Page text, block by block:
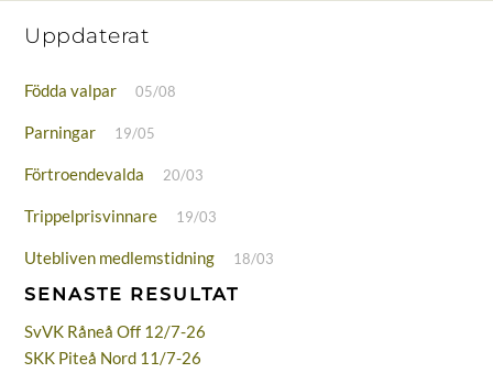
Uppdaterat
Födda valpar 05/08
Parningar 19/05
Förtroendevalda 20/03
Trippelprisvinnare 19/03
Utebliven medlemstidning 18/03
SENASTE RESULTAT
SvVK Råneå Off 12/7-26
SKK Piteå Nord 11/7-26